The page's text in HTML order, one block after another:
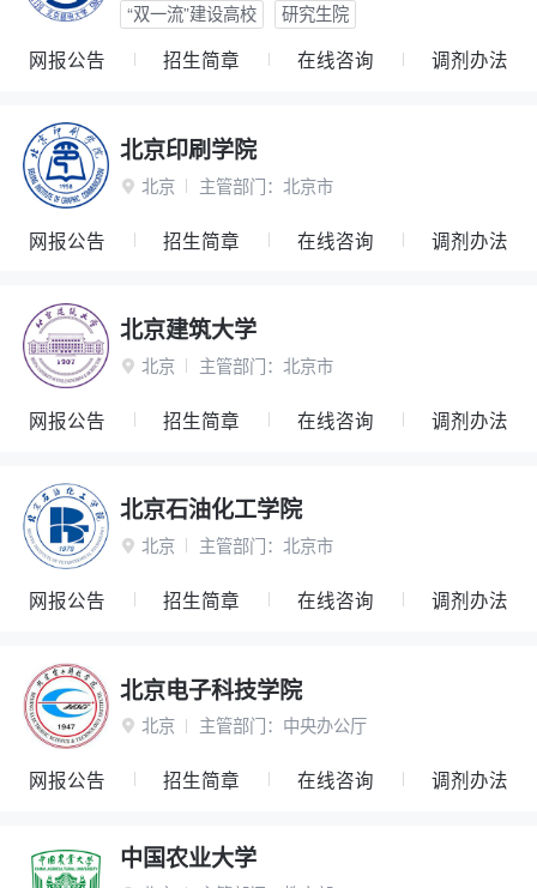
“双一流”建设高校
研究生院
网报公告 招生简章 在线咨询 调剂办法
北京印刷学院
 北京 主管部门： 北京市
网报公告 招生简章 在线咨询 调剂办法
北京建筑大学
 北京 主管部门： 北京市
网报公告 招生简章 在线咨询 调剂办法
北京石油化工学院
 北京 主管部门： 北京市
网报公告 招生简章 在线咨询 调剂办法
北京电子科技学院
 北京 主管部门： 中央办公厅
网报公告 招生简章 在线咨询 调剂办法
中国农业大学